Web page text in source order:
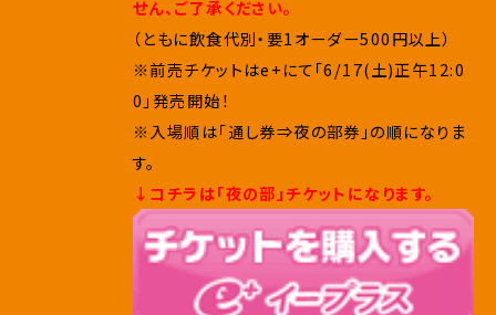
せん、ご了承ください。
（ともに飲食代別・要1オーダー500円以上）
※前売チケットはe+にて「6/17(土)正午12:0
0」発売開始！
※入場順は「通し券⇒夜の部券」の順になりま
す。
↓コチラは「夜の部」チケットになります。